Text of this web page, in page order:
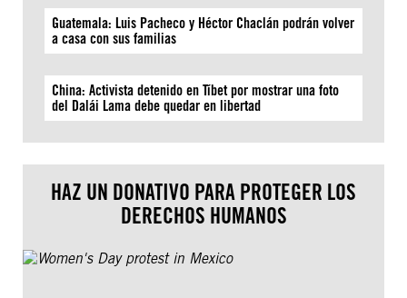
Guatemala: Luis Pacheco y Héctor Chaclán podrán volver
a casa con sus familias
China: Activista detenido en Tíbet por mostrar una foto
del Dalái Lama debe quedar en libertad
HAZ UN DONATIVO PARA PROTEGER LOS
DERECHOS HUMANOS